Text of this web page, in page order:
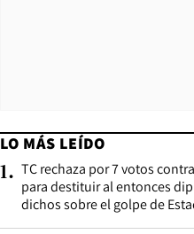
LO MÁS LEÍDO
1. TC rechaza por 7 votos
para destituir al entonces
dichos sobre el golpe de